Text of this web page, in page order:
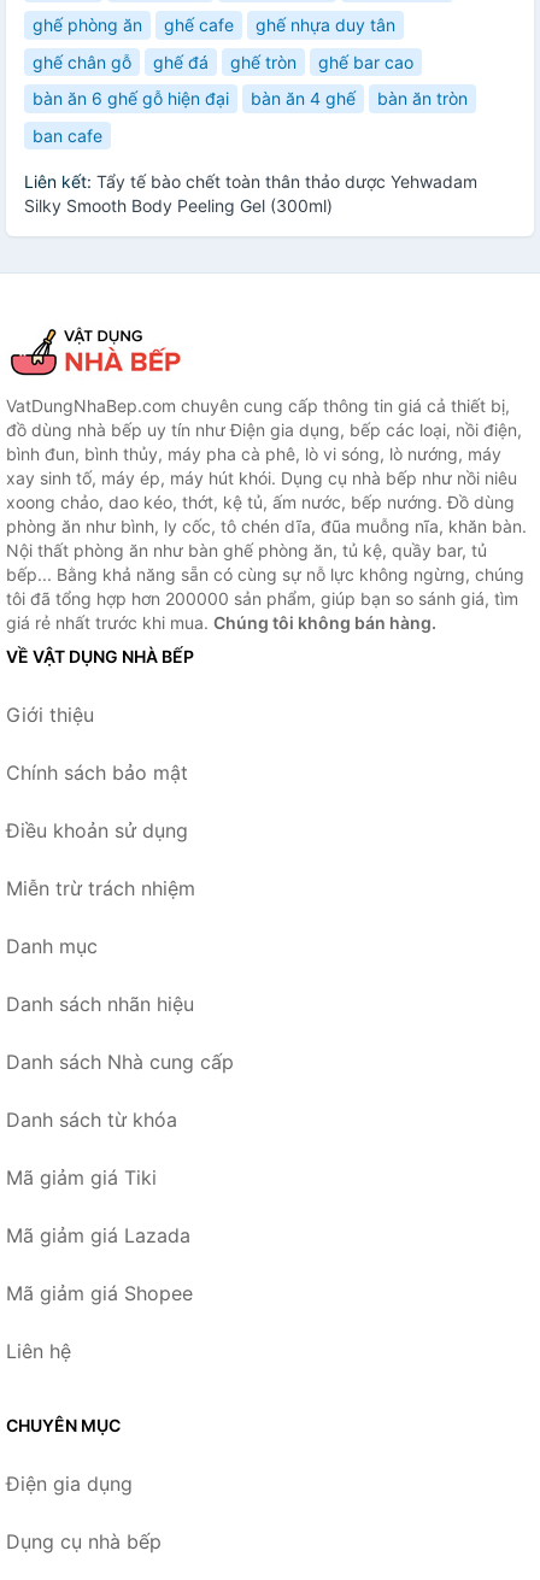
ghế phòng ăn
ghế cafe
ghế nhựa duy tân
ghế chân gỗ
ghế đá ghế tròn
ghế bar cao
bàn ăn 6 ghế gỗ hiện đại
bàn ăn 4 ghế
bàn ăn tròn
ban cafe
Liên kết: Tẩy tế bào chết toàn thân thảo dược Yehwadam
Silky Smooth Body Peeling Gel (300ml)
VatDungNhaBep.com chuyên cung cấp thông tin giá cả thiết bị,
đồ dùng nhà bếp uy tín như Điện gia dụng, bếp các loại, nồi điện,
bình đun, bình thủy, máy pha cà phê, lò vi sóng, lò nướng, máy
xay sinh tố, máy ép, máy hút khói. Dụng cụ nhà bếp như nồi niêu
xoong chảo, dao kéo, thớt, kệ tủ, ấm nước, bếp nướng. Đồ dùng
phòng ăn như bình, ly cốc, tô chén dĩa, đũa muỗng nĩa, khăn bàn.
Nội thất phòng ăn như bàn ghế phòng ăn, tủ kệ, quầy bar, tủ
bếp... Bằng khả năng sẵn có cùng sự nỗ lực không ngừng, chúng
tôi đã tổng hợp hơn 200000 sản phẩm, giúp bạn so sánh giá, tìm
giá rẻ nhất trước khi mua. Chúng tôi không bán hàng.
VỀ VẬT DỤNG NHÀ BẾP
Giới thiệu
Chính sách bảo mật
Điều khoản sử dụng
Miễn trừ trách nhiệm
Danh mục
Danh sách nhãn hiệu
Danh sách Nhà cung cấp
Danh sách từ khóa
Mã giảm giá Tiki
Mã giảm giá Lazada
Mã giảm giá Shopee
Liên hệ
CHUYÊN MỤC
Điện gia dụng
Dụng cụ nhà bếp